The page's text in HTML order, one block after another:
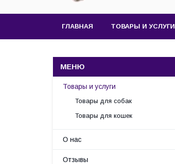
ГЛАВНАЯ ТОВАРЫ И УСЛУГИ
Товары и услуги
Товары для собак
Товары для кошек
О нас
Отзывы